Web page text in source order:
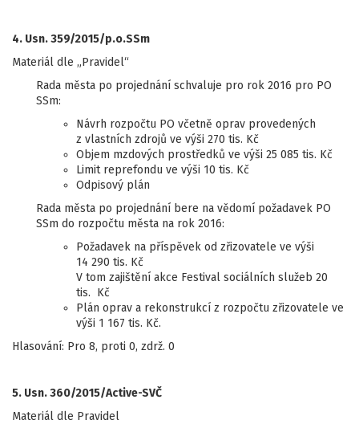
4. Usn. 359/2015/p.o.SSm
Materiál dle „Pravidel“
Rada města po projednání schvaluje pro rok 2016 pro PO
SSm:
Návrh rozpočtu PO včetně oprav provedených
z vlastních zdrojů ve výši 270 tis. Kč
Objem mzdových prostředků ve výši 25 085 tis. Kč
Limit reprefondu ve výši 10 tis. Kč
Odpisový plán
Rada města po projednání bere na vědomí požadavek PO
SSm do rozpočtu města na rok 2016:
Požadavek na příspěvek od zřizovatele ve výši
14 290 tis. Kč
V tom zajištění akce Festival sociálních služeb 20
tis. Kč
Plán oprav a rekonstrukcí z rozpočtu zřizovatele ve
výši 1 167 tis. Kč.
Hlasování: Pro 8, proti 0, zdrž. 0
5. Usn. 360/2015/Active-SVČ
Materiál dle Pravidel